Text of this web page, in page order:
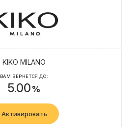
KIKO MILANO
ВАМ ВЕРНЕТСЯ ДО:
5.00%
Активировать